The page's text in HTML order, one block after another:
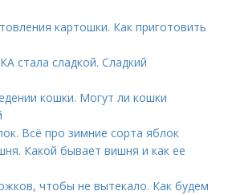
картошки. Как приготовить
стала сладкой. Сладкий
кошки. Могут ли кошки
Всё про зимние сорта яблок
Какой бывает вишня и как ее
чтобы не вытекало. Как будем